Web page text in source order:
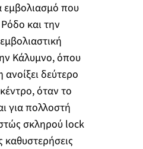
εμβολιασμό που
και την
Κάλυμνο, όπου
ανοίξει δεύτερο
όταν το
για πολλοστή
σκληρού lock